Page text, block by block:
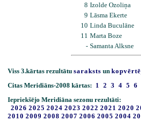
8 Izolde Ozoliņa
9 Lāsma Ekerte
10 Linda Buculāne
11 Marta Boze
- Samanta Alksne
Viss 3.kārtas rezultātu saraksts un
Citas Meridiāns-2008 kārtas: 1 2 3 4 5 6
Iepriekšējo Meridiāna sezonu rezultāti:
2026 2025 2024 2023 2022 2021 2020
2010 2009 2008 2007 2006 2005 2004